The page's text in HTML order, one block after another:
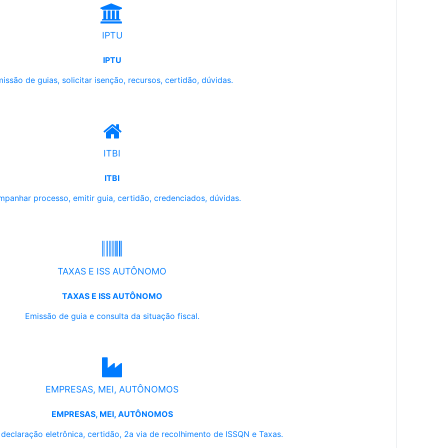
IPTU
IPTU
de guias, solicitar isenção, recursos, certidão, dúvidas.
ITBI
ITBI
processo, emitir guia, certidão, credenciados, dúvidas.
TAXAS E ISS AUTÔNOMO
TAXAS E ISS AUTÔNOMO
Emissão de guia e consulta da situação fiscal.
EMPRESAS, MEI, AUTÔNOMOS
EMPRESAS, MEI, AUTÔNOMOS
eletrônica, certidão, 2a via de recolhimento de ISSQN e Taxas.